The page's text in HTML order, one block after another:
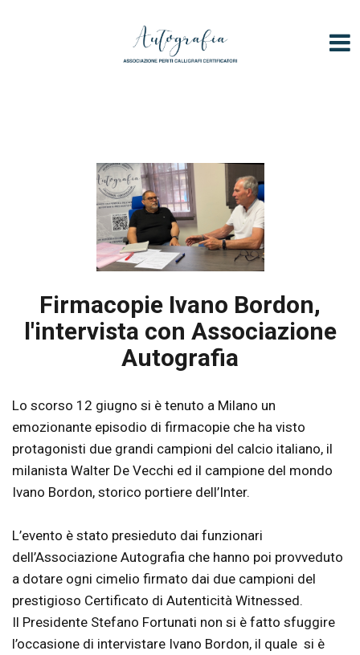
Firmacopie Ivano Bordon,
l'intervista con Associazione
Autografia
Lo scorso 12 giugno si è tenuto a Milano un
emozionante episodio di firmacopie che ha visto
protagonisti due grandi campioni del calcio italiano, il
milanista Walter De Vecchi ed il campione del mondo
Ivano Bordon, storico portiere dell’Inter.
L’evento è stato presieduto dai funzionari
dell’Associazione Autografia che hanno poi provveduto
a dotare ogni cimelio firmato dai due campioni del
prestigioso Certificato di Autenticità Witnessed.
Il Presidente Stefano Fortunati non si è fatto sfuggire
l’occasione di intervistare Ivano Bordon, il quale si è